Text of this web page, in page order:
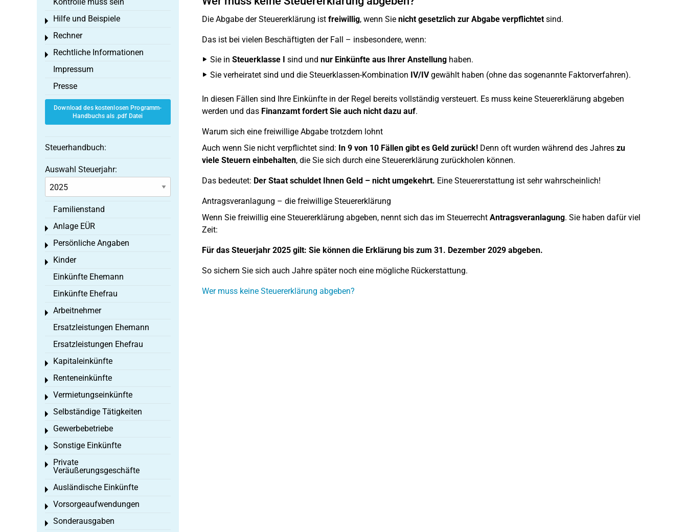
Die Abgabe der Steuererklärung ist freiwillig, wenn Sie nicht gesetzlich zur Abgabe verpflichtetsind.
Das ist bei vielen Beschäftigten der Fall – insbesondere, wenn:
Sie in Steuerklasse I sind und nur Einkünfte aus Ihrer Anstellunghaben.
Sie verheiratet sind und die Steuerklassen-Kombination IV/IVgewählt haben (ohne das sogenannte Faktorverfahren).
In diesen Fällen sind Ihre Einkünfte in der Regel bereits vollständig versteuert. Es muss keine Steuererklärung abgeben
werden und das Finanzamt fordert Sie auch nicht dazu auf.
Warum sich eine freiwillige Abgabe trotzdem lohnt
Auch wenn Sie nicht verpflichtet sind: In 9 von 10 Fällen gibt es Geld zurück!Denn oft wurden während des Jahres zu
viele Steuern einbehalten, die Sie sich durch eine Steuererklärung zurückholen können.
Das bedeutet: Der Staat schuldet Ihnen Geld – nicht umgekehrt. Eine Steuererstattung ist sehr wahrscheinlich!
Antragsveranlagung – die freiwillige Steuererklärung
Wenn Sie freiwillig eine Steuererklärung abgeben, nennt sich das im Steuerrecht Antragsveranlagung. Sie haben dafür viel
Zeit:
Für das Steuerjahr 2025 gilt: Sie können die Erklärung bis zum 31. Dezember 2029 abgeben.
So sichern Sie sich auch Jahre später noch eine mögliche Rückerstattung.
Wer muss keine Steuererklärung abgeben?
Hilfe und Beispiele
Toggle menu
Rechner
Toggle menu
Rechtliche Informationen
Toggle menu
Impressum
Presse
Download des kostenlosen Programm-
Handbuchs als .pdf Datei
Steuerhandbuch:
Auswahl Steuerjahr:
Familienstand
Anlage EÜR
Toggle menu
Persönliche Angaben
Toggle menu
Kinder
Toggle menu
Einkünfte Ehemann
Einkünfte Ehefrau
Arbeitnehmer
Toggle menu
Ersatzleistungen Ehemann
Ersatzleistungen Ehefrau
Kapitaleinkünfte
Toggle menu
Renteneinkünfte
Toggle menu
Vermietungseinkünfte
Toggle menu
Selbständige Tätigkeiten
Toggle menu
Gewerbebetriebe
Toggle menu
Sonstige Einkünfte
Toggle menu
Private
Veräußerungsgeschäfte
Toggle menu
Ausländische Einkünfte
Toggle menu
Vorsorgeaufwendungen
Toggle menu
Sonderausgaben
Toggle menu